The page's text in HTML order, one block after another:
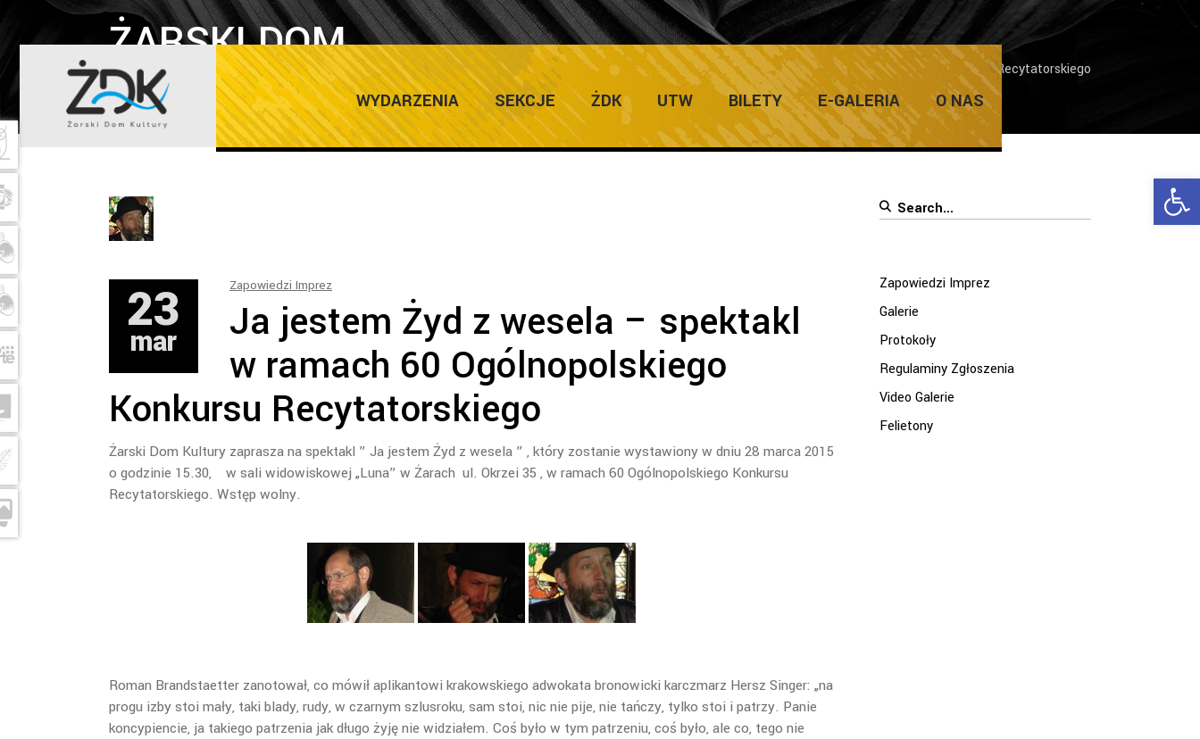
WYDARZENIA SEKCJE ŻDK UTW BILETY E-GALERIA O NAS
ŻARSKI DOM
KULTURY
Home/ Zapowiedzi Imprez / Ja jestem Żyd z wesela – spektakl w ramach 60 Ogólnopolskiego Konkursu Recytatorskiego
23
mar
Zapowiedzi Imprez
Ja jestem Żyd z wesela – spektakl
w ramach 60 Ogólnopolskiego
Konkursu Recytatorskiego
Żarski Dom Kultury zaprasza na spektakl ” Ja jestem Żyd z wesela ” , który zostanie wystawiony w dniu 28 marca 2015
o godzinie 15.30, w sali widowiskowej „Luna” w Żarach ul. Okrzei 35 , w ramach 60 Ogólnopolskiego Konkursu
Recytatorskiego. Wstęp wolny.
Roman Brandstaetter zanotował, co mówił aplikantowi krakowskiego adwokata bronowicki karczmarz Hersz Singer: „na
progu izby stoi mały, taki blady, rudy, w czarnym szlusroku, sam stoi, nic nie pije, nie tańczy, tylko stoi i patrzy. Panie
koncypiencie, ja takiego patrzenia jak długo żyję nie widziałem. Coś było w tym patrzeniu, coś było, ale co, tego nie
Search
Zapowiedzi Imprez
Galerie
Protokoły
Regulaminy Zgłoszenia
Video Galerie
Felietony